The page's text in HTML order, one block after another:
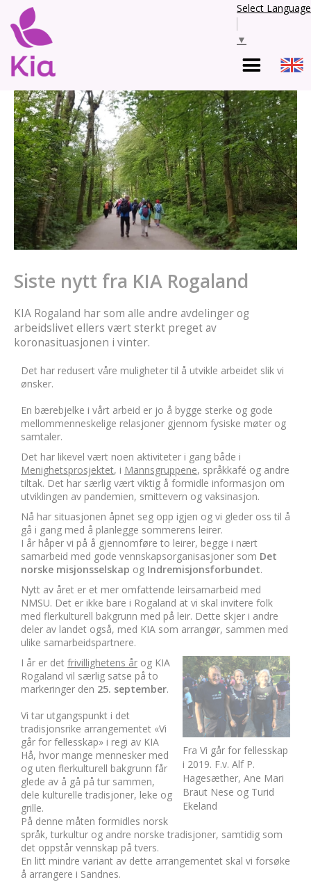
Select Language
▼
Siste nytt fra KIA Rogaland
KIA Rogaland har som alle andre avdelinger og
arbeidslivet ellers vært sterkt preget av
koronasituasjonen i vinter.
Det har redusert våre muligheter til å utvikle arbeidet slik vi
ønsker.
En bærebjelke i vårt arbeid er jo å bygge sterke og gode
mellommenneskelige relasjoner gjennom fysiske møter og
samtaler.
Det har likevel vært noen aktiviteter i gang både i
Menighetsprosjektet, i Mannsgruppene, språkkafé og andre
tiltak. Det har særlig vært viktig å formidle informasjon om
utviklingen av pandemien, smittevern og vaksinasjon.
Nå har situasjonen åpnet seg opp igjen og vi gleder oss til å
gå i gang med å planlegge sommerens leirer.
I år håper vi på å gjennomføre to leirer, begge i nært
samarbeid med gode vennskapsorganisasjoner som Det
norske misjonsselskap og Indremisjonsforbundet.
Nytt av året er et mer omfattende leirsamarbeid med
NMSU. Det er ikke bare i Rogaland at vi skal invitere folk
med flerkulturell bakgrunn med på leir. Dette skjer i andre
deler av landet også, med KIA som arrangør, sammen med
ulike samarbeidspartnere.
Fra Vi går for fellesskap
i 2019. F.v. Alf P.
Hagesæther, Ane Mari
Braut Nese og Turid
Ekeland
I år er det frivillighetens år og KIA
Rogaland vil særlig satse på to
markeringer den 25. september.
Vi tar utgangspunkt i det
tradisjonsrike arrangementet «Vi
går for fellesskap» i regi av KIA
Hå, hvor mange mennesker med
og uten flerkulturell bakgrunn får
glede av å gå på tur sammen,
dele kulturelle tradisjoner, leke og
grille.
På denne måten formidles norsk
språk, turkultur og andre norske tradisjoner, samtidig som
det oppstår vennskap på tvers.
En litt mindre variant av dette arrangementet skal vi forsøke
å arrangere i Sandnes.